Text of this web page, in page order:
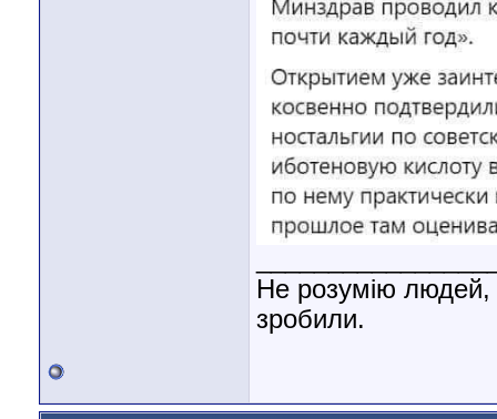
Не розумію людей,
зробили.